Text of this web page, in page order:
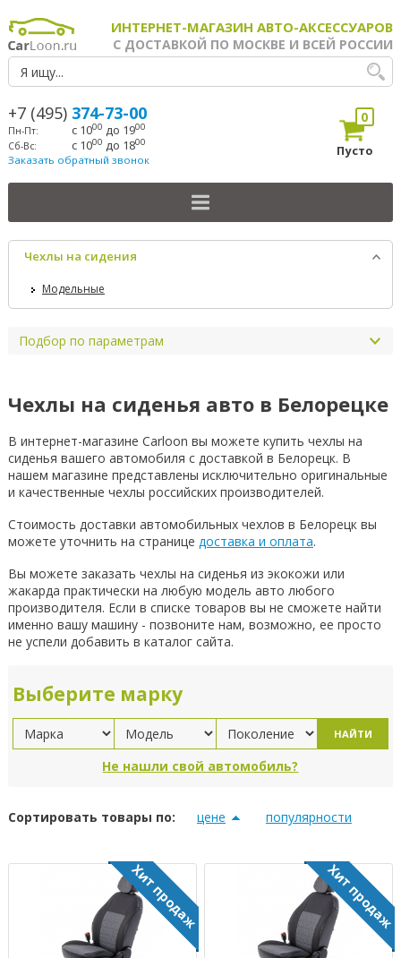
ИНТЕРНЕТ-МАГАЗИН АВТО-АКСЕССУАРОВ
С ДОСТАВКОЙ ПО МОСКВЕ И ВСЕЙ РОССИИ
+7 (495) 374-73-00
Пн-Пт: с 1000 до 1900
Сб-Вс: с 1000 до 1800
Заказать обратный звонок
0
Пусто
Чехлы на сидения
Модельные
Подбор по параметрам
Чехлы на сиденья авто в Белорецке
В интернет-магазине Carloon вы можете купить чехлы на
сиденья вашего автомобиля с доставкой в Белорецк. В
нашем магазине представлены исключительно оригинальные
и качественные чехлы российских производителей.
Стоимость доставки автомобильных чехлов в Белорецк вы
можете уточнить на странице доставка и оплата.
Вы можете заказать чехлы на сиденья из экокожи или
жакарда практически на любую модель авто любого
производителя. Если в списке товаров вы не сможете найти
именно вашу машину - позвоните нам, возможно, ее просто
не успели добавить в каталог сайта.
Выберите марку
НАЙТИ
Не нашли свой автомобиль?
Сортировать товары по: цене популярности